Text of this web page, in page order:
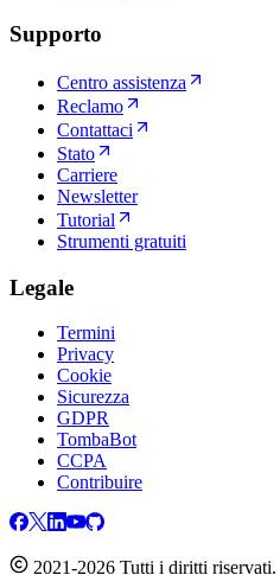
Supporto
Centro assistenza
Reclamo
Contattaci
Stato
Carriere
Newsletter
Tutorial
Strumenti gratuiti
Legale
Termini
Privacy
Cookie
Sicurezza
GDPR
TombaBot
CCPA
Contribuire
2021-2026 Tutti i diritti riservati.